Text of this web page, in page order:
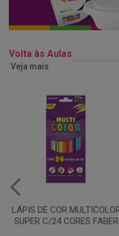
Volta às Aulas
Veja mais
Caneta esferográfica
Cristal Intenso